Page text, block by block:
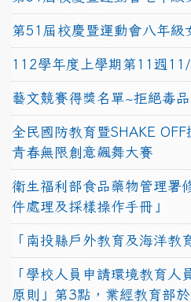
第51屆校慶暨運動會八年級
112學年度上學期第11週
藝文競賽得獎名單~拒絕毒
全民國防教育暨SHAKE
青春無限創意飆舞大賽
衛生福利部食品藥物管理署
件處理及採樣操作手冊」
「南投縣戶外教育及海洋教
「學校人員申請環境教育人
原則」第3點，業經教育部